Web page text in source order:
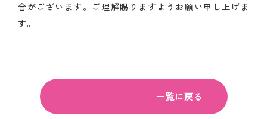
合がございます。ご理解賜りますようお願い申し上げま
す。
一覧に戻る